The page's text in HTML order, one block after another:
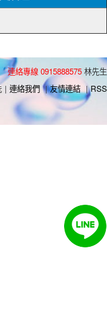
連絡專線 0915888575 林先生
| 連絡我們 | 友情連結 | RSS